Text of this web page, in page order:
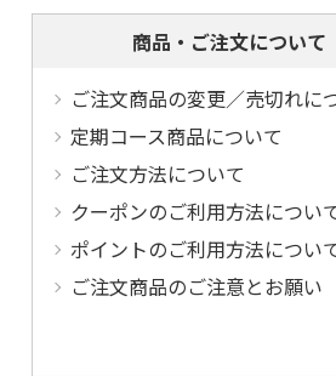
商品・ご注文について
ご注文商品の変更／売切れに
定期コース商品について
ご注文方法について
クーポンのご利用方法につい
ポイントのご利用方法につい
ご注文商品のご注意とお願い